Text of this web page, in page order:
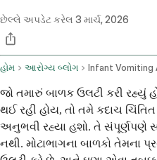
છેલ્લે અપડેટ કરેલ 3 માર્ચ, 2026
હોમ આરોગ્ય બ્લોગ
જો તમારું બાળક ઉલટી કરી રહ્યું
થઈ રહી હોય, તો તમે કદાચ
અનુભવી રહ્યા હશો. તે
નથી. મોટાભાગના બાળકો તેમના